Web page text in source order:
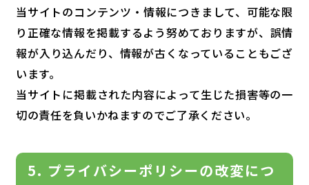
当サイトのコンテンツ・情報につきまして、可能な限
り正確な情報を掲載するよう努めておりますが、誤情
報が入り込んだり、情報が古くなっていることもござ
います。
当サイトに掲載された内容によって生じた損害等の一
切の責任を負いかねますのでご了承ください。
5. プライバシーポリシーの改変につ